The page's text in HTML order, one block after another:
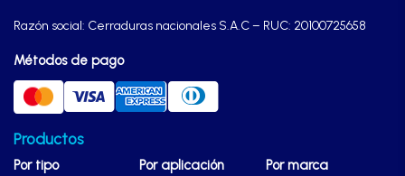
Razón social: Cerraduras nacionales S.A.C – RUC: 20100725658
Métodos de pago
Productos
Por tipo
Por aplicación
Por marca